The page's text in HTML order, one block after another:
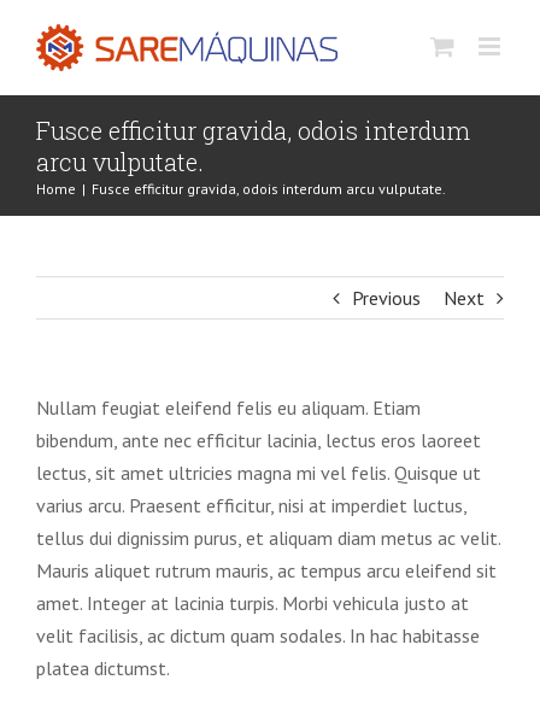
Fusce efficitur gravida, odois interdum
arcu vulputate.
Home | Fusce efficitur gravida, odois interdum arcu vulputate.
Previous Next
Nullam feugiat eleifend felis eu aliquam. Etiam
bibendum, ante nec efficitur lacinia, lectus eros laoreet
lectus, sit amet ultricies magna mi vel felis. Quisque ut
varius arcu. Praesent efficitur, nisi at imperdiet luctus,
tellus dui dignissim purus, et aliquam diam metus ac velit.
Mauris aliquet rutrum mauris, ac tempus arcu eleifend sit
amet. Integer at lacinia turpis. Morbi vehicula justo at
velit facilisis, ac dictum quam sodales. In hac habitasse
platea dictumst.